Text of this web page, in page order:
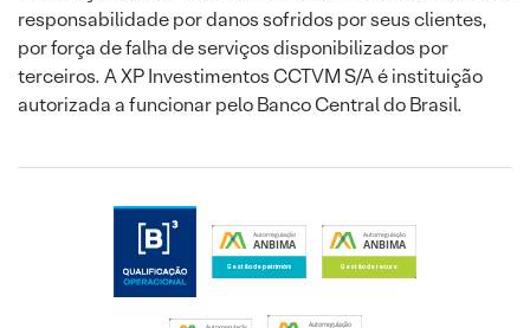
responsabilidade por danos sofridos por seus clientes,
por força de falha de serviços disponibilizados por
terceiros. A XP Investimentos CCTVM S/A é instituição
autorizada a funcionar pelo Banco Central do Brasil.